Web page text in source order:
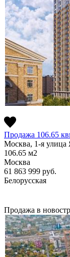
Продажа 106.65
Москва, 1-я улица
106.65 м2
Москва
61 863 999 руб.
Белорусская
Продажа в